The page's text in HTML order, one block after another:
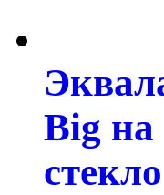
Big на
стекло